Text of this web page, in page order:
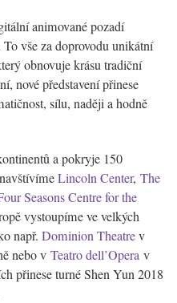
animované pozadí
vše za doprovodu unikátní
obnovuje krásu tradiční
nové představení přinese
sílu, naději a hodně
a pokryje 150
Lincoln Center, The
Seasons Centre for the
vystoupíme ve velkých
např. Dominion Theatrev
nebo v Teatro dell’Opera v
přinese turné Shen Yun 2018